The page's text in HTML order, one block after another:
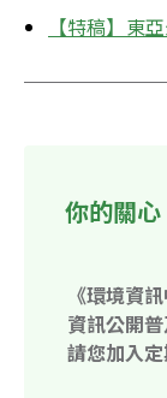
【特稿】東
你的關
《環境資
資訊公開
請您加入